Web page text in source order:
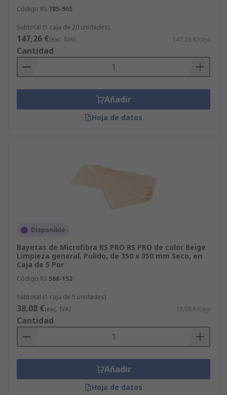
Código RS 785-965
Subtotal (1 caja de 20 unidades)
147,26 €(exc. IVA) 147,26 €/caja
Cantidad
Añadir
Hoja de datos
Disponible
Bayetas de Microfibra RS PRO RS PRO de color Beige
Limpieza general, Pulido, de 350 x 350 mm Seco, en
Caja de 5 Por
Código RS 568-152
Subtotal (1 caja de 5 unidades)
38,08 €(exc. IVA) 38,08 €/caja
Cantidad
Añadir
Hoja de datos